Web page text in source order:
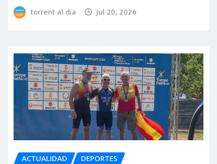
torrent al dia Jul 20, 2026
ACTUALIDAD DEPORTES